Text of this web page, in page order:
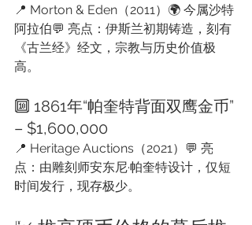
📍 Morton & Eden（2011）🌍 今属沙特
阿拉伯💬 亮点：伊斯兰初期铸造，刻有
《古兰经》经文，宗教与历史价值极
高。
🔟 1861年“帕奎特背面双鹰金币”
– $1,600,000
📍 Heritage Auctions（2021）💬 亮
点：由雕刻师安东尼·帕奎特设计，仅短
时间发行，现存极少。